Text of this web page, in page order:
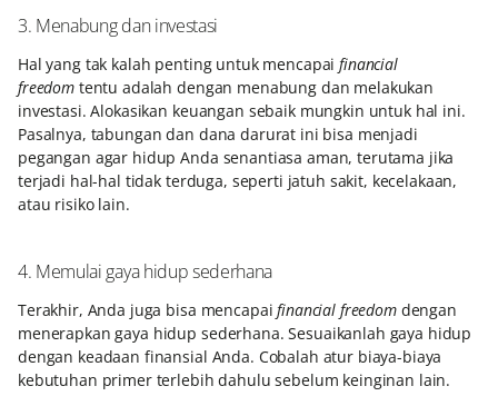
3. Menabung dan investasi
Hal yang tak kalah penting untuk mencapaifinancial
freedom tentu adalah dengan menabung dan melakukan
investasi. Alokasikan keuangan sebaik mungkin untuk hal ini.
Pasalnya, tabungan dan dana darurat ini bisa menjadi
pegangan agar hidup Anda senantiasa aman, terutama jika
terjadi hal-hal tidak terduga, seperti jatuh sakit, kecelakaan,
atau risiko lain.
4. Memulai gaya hidup sederhana
Terakhir, Anda juga bisa mencapaifinancial freedomdengan
menerapkan gaya hidup sederhana. Sesuaikanlah gaya hidup
dengan keadaan finansial Anda. Cobalah atur biaya-biaya
kebutuhan primer terlebih dahulu sebelum keinginan lain.